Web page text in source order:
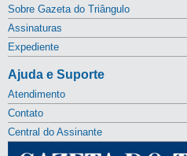
Sobre Gazeta do Triângulo
Assinaturas
Expediente
Ajuda e Suporte
Atendimento
Contato
Central do Assinante